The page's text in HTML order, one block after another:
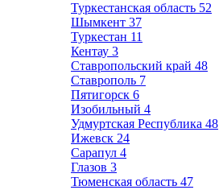
Туркестанская область 52
Шымкент 37
Туркестан 11
Кентау 3
Ставропольский край 48
Ставрополь 7
Пятигорск 6
Изобильный 4
Удмуртская Республика 48
Ижевск 24
Сарапул 4
Глазов 3
Тюменская область 47